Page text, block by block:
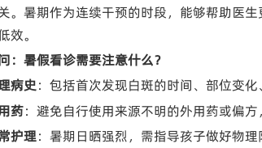
。暑期作为连续干预的时段，能够帮助医
效。
：暑假看诊需要注意什么？
病史：包括首次发现白斑的时间、部位变
药：避免自行使用来源不明的外用药或偏
护理：暑期日晒强烈，需指导孩子做好物